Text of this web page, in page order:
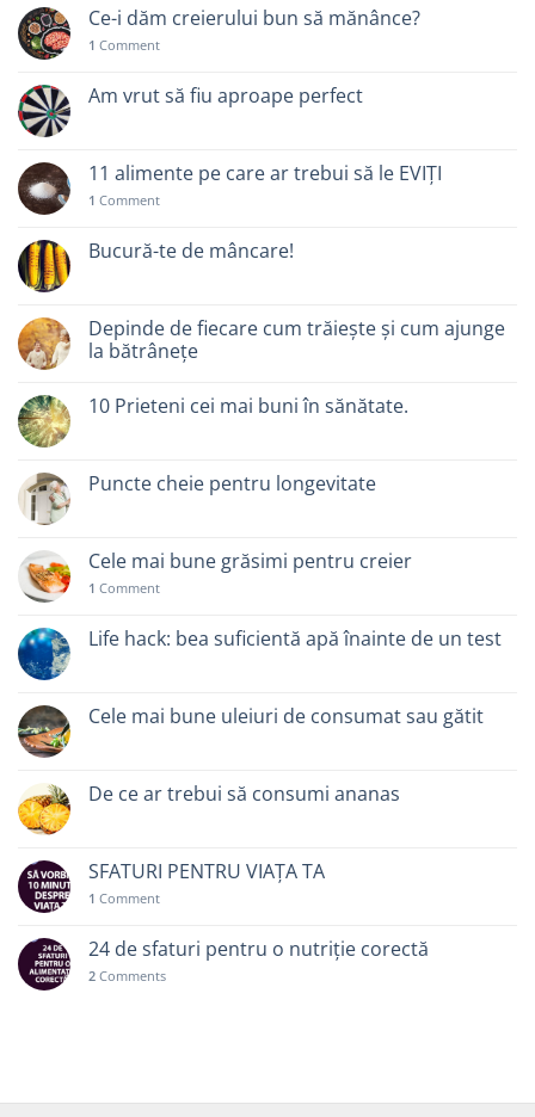
Ce-i dăm creierului bun să mănânce?
1 Comment
Am vrut să fiu aproape perfect
11 alimente pe care ar trebui să le EVIȚI
1 Comment
Bucură-te de mâncare!
Depinde de fiecare cum trăiește și cum ajunge
la bătrânețe
10 Prieteni cei mai buni în sănătate.
Puncte cheie pentru longevitate
Cele mai bune grăsimi pentru creier
1 Comment
Life hack: bea suficientă apă înainte de un test
Cele mai bune uleiuri de consumat sau gătit
De ce ar trebui să consumi ananas
SFATURI PENTRU VIAȚA TA
1 Comment
24 de sfaturi pentru o nutriție corectă
2 Comments